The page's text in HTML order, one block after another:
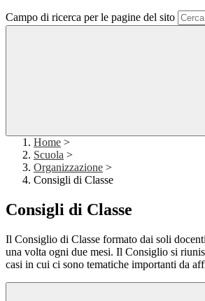
Campo di ricerca per le pagine del sito
Home >
Scuola >
Organizzazione >
Consigli di Classe
Consigli di Classe
Il Consiglio di Classe formato dai soli
una volta ogni due mesi. Il Consiglio si
casi in cui ci sono tematiche importanti da